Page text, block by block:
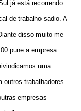
já está recorrendo
de trabalho sadio. A
disso muito me
pune a empresa.
uma
outros trabalhadores
empresas